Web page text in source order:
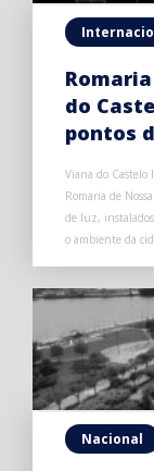
do
pontos
Viana do Castelo
Romaria de
de luz,
o ambiente da
Nacional